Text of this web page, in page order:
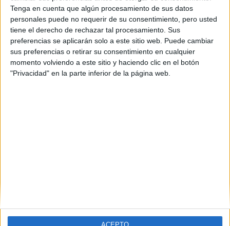
Tenga en cuenta que algún procesamiento de sus datos
personales puede no requerir de su consentimiento, pero usted
tiene el derecho de rechazar tal procesamiento. Sus
preferencias se aplicarán solo a este sitio web. Puede cambiar
sus preferencias o retirar su consentimiento en cualquier
momento volviendo a este sitio y haciendo clic en el botón
"Privacidad" en la parte inferior de la página web.